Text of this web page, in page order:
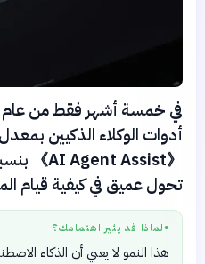
أدوات الوكلاء الذكيين
تحول عميق في كيفية قيام
● لماذا قد يثير اهتمامك؟
هذا النمو لا يعني أن الذكاء